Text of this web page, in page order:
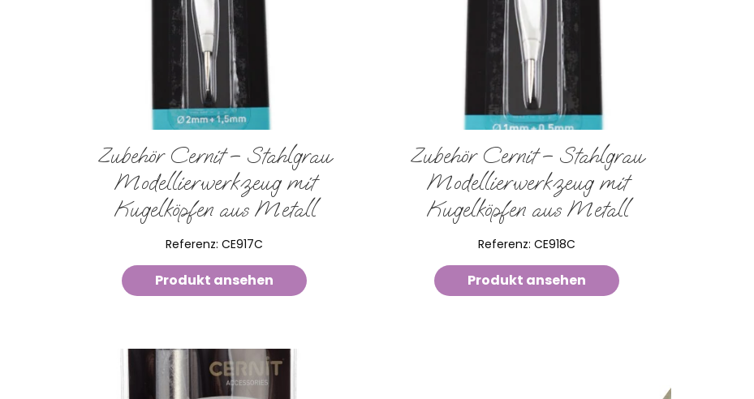
Zubehör Cernit – Stahlgrau
Modellierwerkzeug mit
Kugelköpfen aus Metall
Referenz:CE917C
Produkt ansehen
Zubehör Cernit – Stahlgrau
Modellierwerkzeug mit
Kugelköpfen aus Metall
Referenz:CE918C
Produkt ansehen